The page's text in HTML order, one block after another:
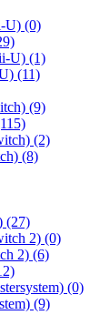
U) (0)
U) (1)
(11)
(9)
(2)
(8)
(27)
2) (0)
2) (6)
(0)
(9)